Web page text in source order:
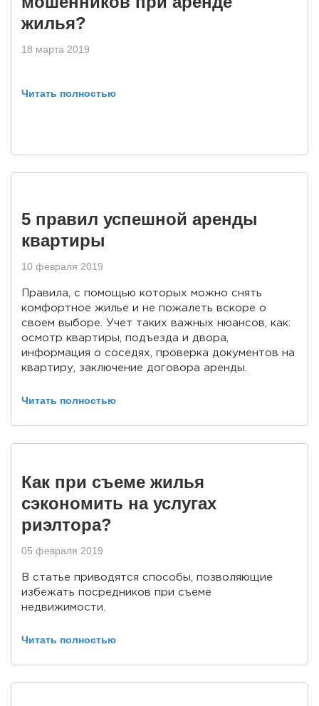
жилья?
18 марта 2019
Читать полностью
5 правил успешной аренды
квартиры
10 февраля 2019
Правила, с помощью которых можно снять
комфортное жилье и не пожалеть вскоре о
своем выборе. Учет таких важных нюансов, как:
осмотр квартиры, подъезда и двора,
информация о соседях, проверка документов на
квартиру, заключение договора аренды.
Читать полностью
Как при съеме жилья
сэкономить на услугах
риэлтора?
05 февраля 2019
В статье приводятся способы, позволяющие
избежать посредников при съеме
недвижимости.
Читать полностью